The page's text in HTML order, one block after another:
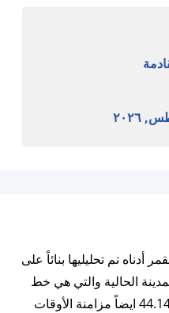
أدناه تم تحليليها بنائاً على
الحالية والتي هي خط
الطول 34.0164 وخط العرض 44.1464 ايضاً مزامنة الأوقات